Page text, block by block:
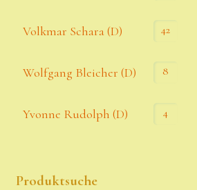
Volkmar Schara (D) 42
Wolfgang Bleicher (D) 8
Yvonne Rudolph (D) 4
Produktsuche